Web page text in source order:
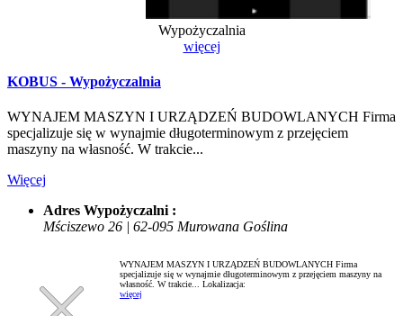
Wypożyczalnia
więcej
KOBUS - Wypożyczalnia
WYNAJEM MASZYN I URZĄDZEŃ BUDOWLANYCH Firma
specjalizuje się w wynajmie długoterminowym z przejęciem
maszyny na własność. W trakcie...
Więcej
Adres Wypożyczalni :
Mściszewo 26 | 62-095 Murowana Goślina
WYNAJEM MASZYN I URZĄDZEŃ BUDOWLANYCH Firma
specjalizuje się w wynajmie długoterminowym z przejęciem maszyny na
własność. W trakcie... Lokalizacja:
więcej